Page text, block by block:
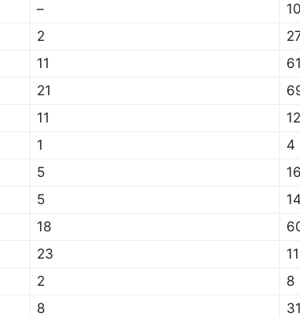
–
10
2
11
61
21
11
12
1
4
5
16
5
14
18
23
2
8
8
31